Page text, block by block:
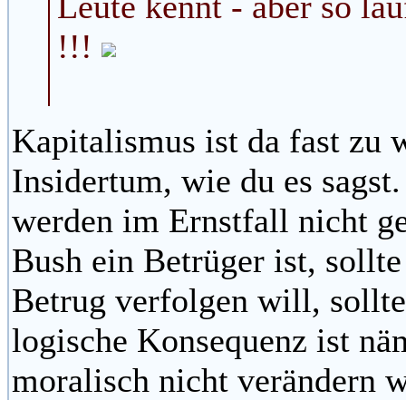
!!!
Kapitalismus ist da fast zu
Insidertum, wie du es
werden im Ernstfall nicht
Bush ein Betrüger ist,
Betrug verfolgen will,
logische Konsequenz ist
moralisch nicht verändern